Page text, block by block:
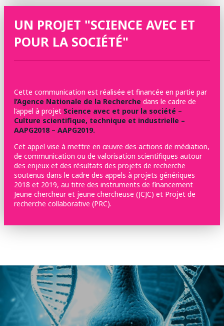
UN PROJET "SCIENCE AVEC ET
POUR LA SOCIÉTÉ"
Cette communication est réalisée et financée en partie par
l’Agence Nationale de la Recherche dans le cadre de
l’appel à projet Science avec et pour la société –
Culture scientifique, technique et industrielle –
AAPG2018 – AAPG2019.
Cet appel vise à mettre en œuvre des actions de médiation,
de communication ou de valorisation scientifiques autour
des enjeux et des résultats des projets de recherche
soutenus dans le cadre des appels à projets génériques
2018 et 2019, au titre des instruments de financement
Jeune chercheur et jeune chercheuse (JCJC) et Projet de
recherche collaborative (PRC).